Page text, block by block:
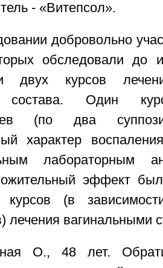
- «Витепсол».
добровольно
обследовали до
двух курсов
состава. Один
(по два
характер
лабораторным
эффект
курсов (в
лечения вагинальными
О., 48 лет.